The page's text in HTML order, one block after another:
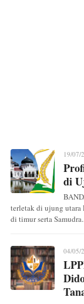
19/07/
di
terletak di ujung utara
di timur serta
04/05/